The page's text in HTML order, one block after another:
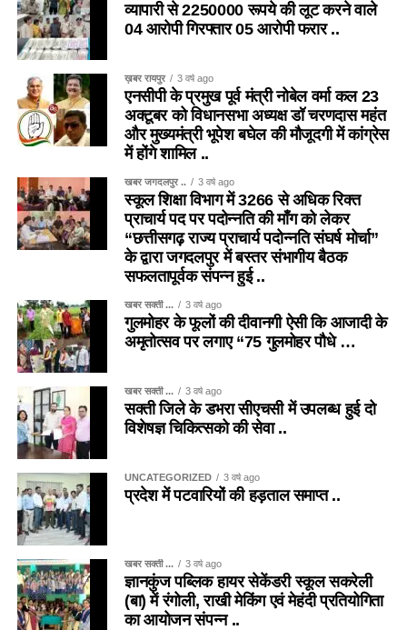
व्यापारी से 2250000 रूपये की लूट करने वाले
04 आरोपी गिरफ्तार 05 आरोपी फरार ..
ख़बर रायपुर 3 वर्ष ago
एनसीपी के प्रमुख पूर्व मंत्री नोबेल वर्मा कल 23
अक्टूबर को विधानसभा अध्यक्ष डॉ चरणदास महंत
और मुख्यमंत्री भूपेश बघेल की मौजूदगी में कांग्रेस
में होंगे शामिल ..
खबर जगदलपुर .. 3 वर्ष ago
स्कूल शिक्षा विभाग में 3266 से अधिक रिक्त
प्राचार्य पद पर पदोन्नति की माँग को लेकर
“छत्तीसगढ़ राज्य प्राचार्य पदोन्नति संघर्ष मोर्चा”
के द्वारा जगदलपुर में बस्तर संभागीय बैठक
सफलतापूर्वक संपन्न हुई ..
खबर सक्ती ... 3 वर्ष ago
गुलमोहर के फूलों की दीवानगी ऐसी कि आजादी के
अमृतोत्सव पर लगाए “75 गुलमोहर पौधे …
खबर सक्ती ... 3 वर्ष ago
सक्ती जिले के डभरा सीएचसी में उपलब्ध हुई दो
विशेषज्ञ चिकित्सको की सेवा ..
UNCATEGORIZED 3 वर्ष ago
प्रदेश में पटवारियों की हड़ताल समाप्त ..
खबर सक्ती ... 3 वर्ष ago
ज्ञानकुंज पब्लिक हायर सेकेंडरी स्कूल सकरेली
(बा) में रंगोली, राखी मेकिंग एवं मेहंदी प्रतियोगिता
का आयोजन संपन्न ..